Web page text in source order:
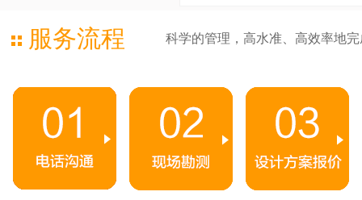
服务流程 科学的管理，高水准、高效率地